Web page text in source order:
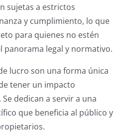
sujetas a estrictos
y cumplimiento, lo que
para quienes no estén
panorama legal y normativo.
lucro son una forma única
tener un impacto
dedican a servir a una
que beneficia al público y